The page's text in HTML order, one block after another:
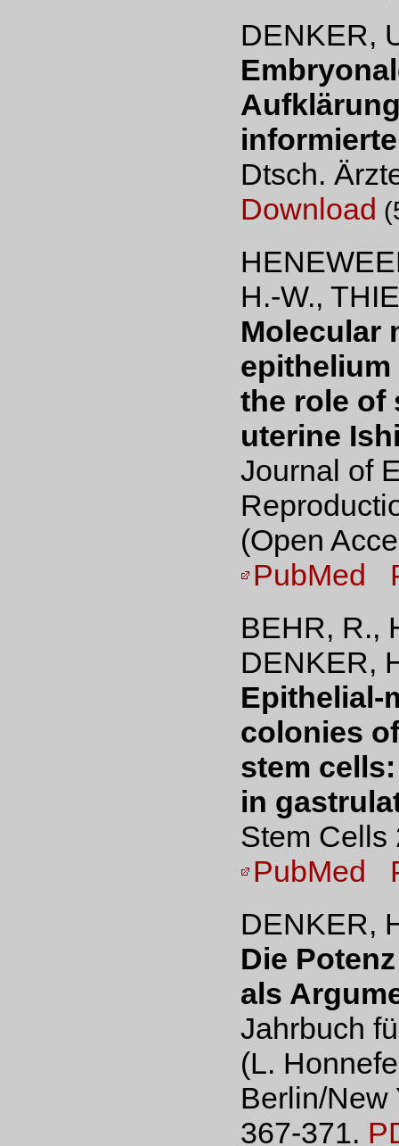
DENKER,
Dtsch.
Download
H.-W.,
Molecular
the role of
uterine
Journal of
(Open
PubMed
BEHR, R.,
DENKER,
Epithelial-
colonies
stem
in
Stem Cells
PubMed
DENKER,
Die
als
Jahrbuch
(L.
Berlin/New
367-371.